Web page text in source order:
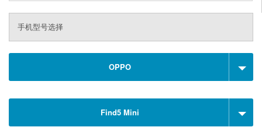
手机型号选择
OPPO
Find5 Mini